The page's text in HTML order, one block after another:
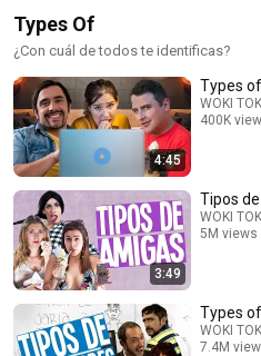
Types Of
¿Con cuál de todos te identificas?
4:45
Types
WOKI TOKI
400K
3:49
Tipos
WOKI TOKI
5M views
Types
WOKI TOKI
7.4M